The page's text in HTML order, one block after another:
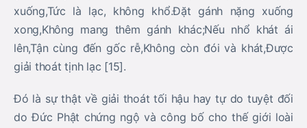
xuống,Tức là lạc, không khổ.Đặt gánh nặng xuống
xong,Không mang thêm gánh khác;Nếu nhổ khát ái
lên,Tận cùng đến gốc rễ,Không còn đói và khát,Được
giải thoát tịnh lạc [15].
Đó là sự thật về giải thoát tối hậu hay tự do tuyệt đối
do Đức Phật chứng ngộ và công bố cho thế giới loài